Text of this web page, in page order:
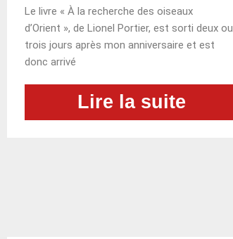
Le livre « À la recherche des oiseaux
d’Orient », de Lionel Portier, est sorti deux ou
trois jours après mon anniversaire et est
donc arrivé
Lire la suite